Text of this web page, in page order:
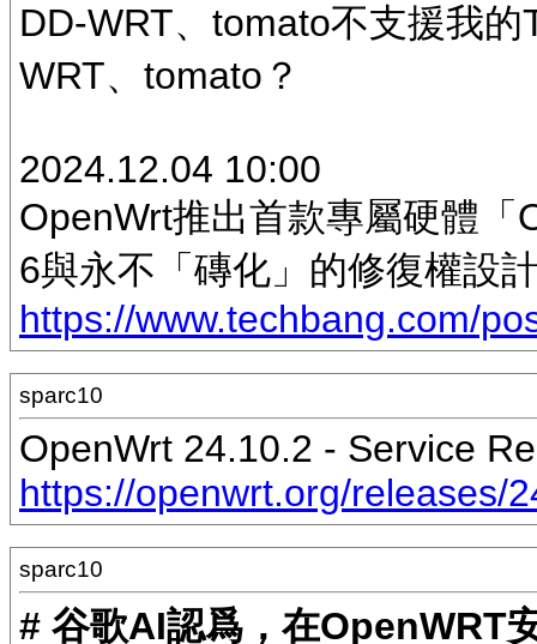
DD-WRT、tomato不支援我
WRT、tomato？
2024.12.04 10:00
OpenWrt推出首款專屬硬體
6與永不「磚化」的修復權設
https://www.techbang.com/
sparc10
OpenWrt 24.10.2 - Service
https://openwrt.org/releases/
sparc10
# 谷歌AI認爲，在OpenWRT